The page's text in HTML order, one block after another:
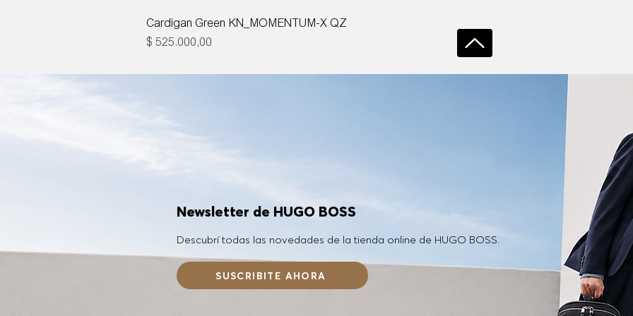
Cardigan Green KN_MOMENTUM-X QZ
Precio
$ 525.000,00
Newsletter de HUGO BOSS
Descubrí todas las novedades de la tienda online de HUGO BOSS.
SUSCRIBITE AHORA